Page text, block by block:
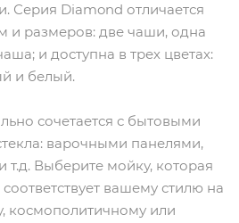
Серия Diamond отличается
и размеров: две чаши, одна
и доступна в трех цветах:
и белый.
сочетается с бытовыми
варочными панелями,
Выберите мойку, которая
вашему стилю на
космополитичному или